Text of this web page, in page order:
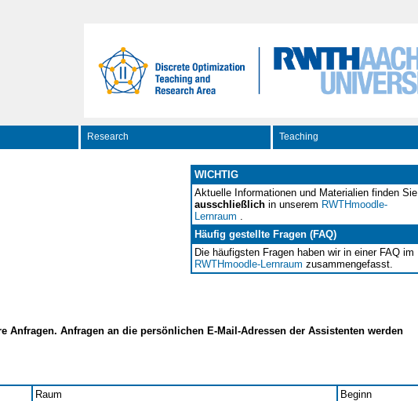
Research Teaching
WICHTIG
Aktuelle Informationen und Materialien finden Sie
ausschließlich in unserem RWTHmoodle-
Lernraum .
Häufig gestellte Fragen (FAQ)
Die häufigsten Fragen haben wir in einer FAQ im
RWTHmoodle-Lernraum zusammengefasst.
Anfragen. Anfragen an die persönlichen E-Mail-Adressen der Assistenten werden
Raum
Beginn